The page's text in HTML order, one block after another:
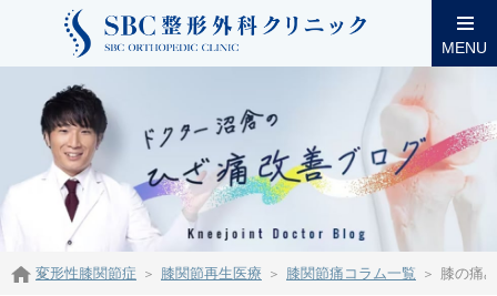
MENU
変形性膝関節症 膝関節再生医療 膝関節痛コラム一覧 膝の痛